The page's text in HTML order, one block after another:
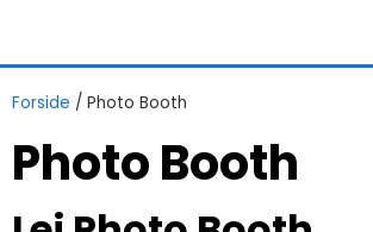
Forside / Photo Booth
Photo Booth